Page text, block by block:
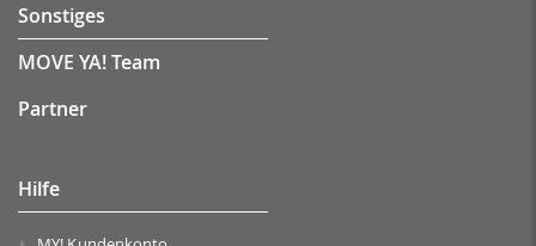
Sonstiges
MOVE YA! Team
Partner
Hilfe